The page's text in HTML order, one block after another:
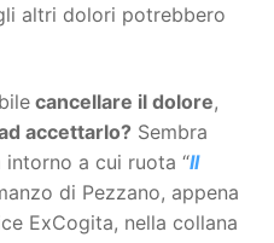
altri dolori potrebbero
cancellare il dolore,
accettarlo? Sembra
a cui ruota “Il
di Pezzano, appena
ExCogita, nella collana